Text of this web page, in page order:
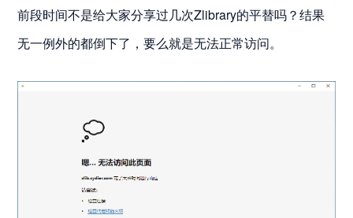
前段时间不是给大家分享过几次Zlibrary的平替吗？结果
无一例外的都倒下了，要么就是无法正常访问。